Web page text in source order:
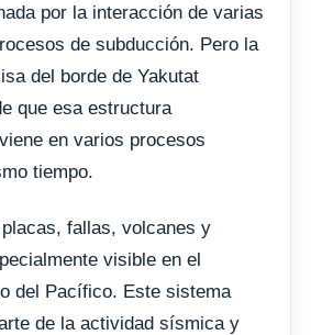
por la interacción de varias
de subducción. Pero la
del borde de Yakutat
que esa estructura
en varios procesos
tiempo.
fallas, volcanes y
visible en el
del Pacífico. Este sistema
de la actividad sísmica y